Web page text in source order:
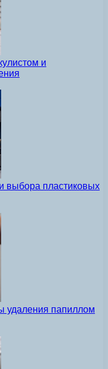
и
выбора пластиковых
удаления папиллом